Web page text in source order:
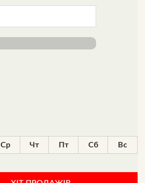
Ср Чт Пт Сб Вс